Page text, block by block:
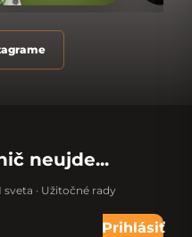
neujde...
sveta · Užitočné rady
toto pole:
Prihlásiť